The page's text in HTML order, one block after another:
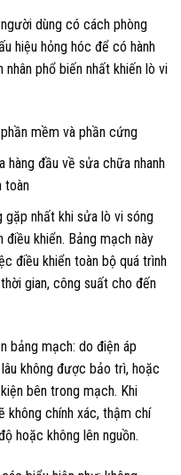
dùng có cách phòng
hiệu hỏng hóc để có hành
phổ biến nhất khiến lò vi
mềm và phần cứng
gặp nhất khi sửa lò vi sóng
khiển. Bảng mạch này
điều khiển toàn bộ quá trình
gian, công suất cho đến
bảng mạch: do điện áp
không được bảo trì, hoặc
bên trong mạch. Khi
không chính xác, thậm chí
hoặc không lên nguồn.